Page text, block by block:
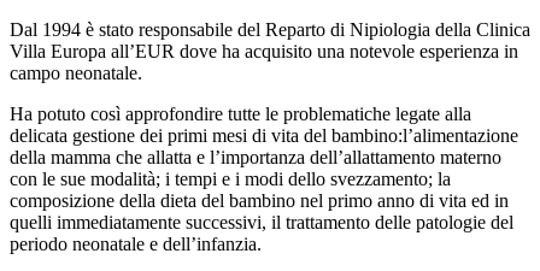
Dal 1994 è stato responsabile del Reparto di Nipiologia della Clinica
Villa Europa all’EUR dove ha acquisito una notevole esperienza in
campo neonatale.
Ha potuto così approfondire tutte le problematiche legate alla
delicata gestione dei primi mesi di vita del bambino:l’alimentazione
della mamma che allatta e l’importanza dell’allattamento materno
con le sue modalità; i tempi e i modi dello svezzamento; la
composizione della dieta del bambino nel primo anno di vita ed in
quelli immediatamente successivi, il trattamento delle patologie del
periodo neonatale e dell’infanzia.